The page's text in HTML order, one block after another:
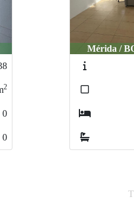
2
0
0
Mérida /